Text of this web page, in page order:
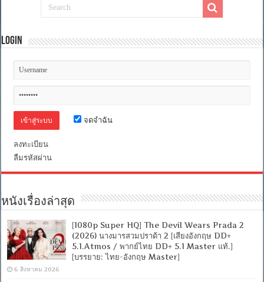
DTS-
5.1
+
PGS
คม
Login
จดจำฉัน
ลงทะเบียน
ลืมรหัสผ่าน
หนังเรื่องล่าสุด
[1080p Super HQ] The Devil Wears Prada 2
(2026) นางมารสวมปราด้า 2 [เสียงอังกฤษ DD+
5.1.Atmos / พากย์ไทย DD+ 5.1 Master แท้.]
[บรรยาย: ไทย-อังกฤษ Master]
6 สิงหาคม 2026